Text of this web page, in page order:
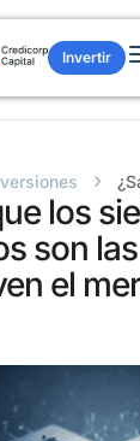
Invertir
›
los
son
el